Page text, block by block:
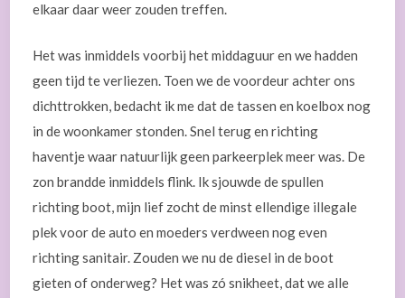
elkaar daar weer zouden treffen.
Het was inmiddels voorbij het middaguur en we hadden
geen tijd te verliezen. Toen we de voordeur achter ons
dichttrokken, bedacht ik me dat de tassen en koelbox nog
in de woonkamer stonden. Snel terug en richting
haventje waar natuurlijk geen parkeerplek meer was. De
zon brandde inmiddels flink. Ik sjouwde de spullen
richting boot, mijn lief zocht de minst ellendige illegale
plek voor de auto en moeders verdween nog even
richting sanitair. Zouden we nu de diesel in de boot
gieten of onderweg? Het was zó snikheet, dat we alle